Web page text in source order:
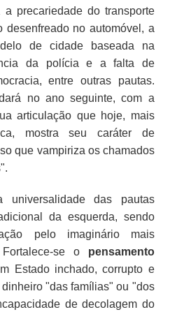
precariedade do transporte
desenfreado no automóvel, a
de cidade baseada na
da polícia e a falta de
entre outras pautas.
no ano seguinte, com a
articulação que hoje, mais
mostra seu caráter de
que vampiriza os chamados
universalidade das pautas
da esquerda, sendo
pelo imaginário mais
se opensamento
Estado inchado, corrupto e
"das famílias" ou "dos
de decolagem do